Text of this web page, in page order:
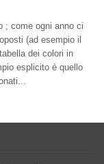
; come ogni anno ci
(ad esempio il
dei colori in
esplicito è quello